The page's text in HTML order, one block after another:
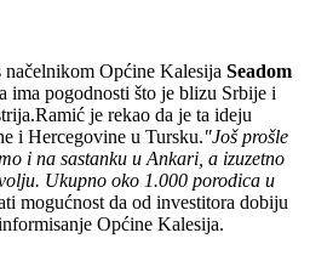
načelnikom Općine Kalesija Seadom
ima pogodnosti što je blizu Srbije i
je rekao da je ta ideju
i Hercegovine u Tursku."Još prošle
i na sastanku u Ankari, a izuzetno
Ukupno oko 1.000 porodica u
mogućnost da od investitora dobiju
Općine Kalesija.